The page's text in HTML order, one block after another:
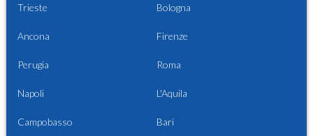
Trieste Bologna
Ancona Firenze
Perugia Roma
Napoli L'Aquila
Campobasso Bari